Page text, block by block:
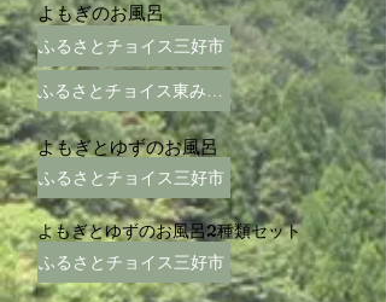
よもぎのお風呂
ふるさとチョイス三好市
ふるさとチョイス東みよし町
よもぎとゆずのお風呂
ふるさとチョイス三好市
よもぎとゆずのお風呂2種類セット
ふるさとチョイス三好市